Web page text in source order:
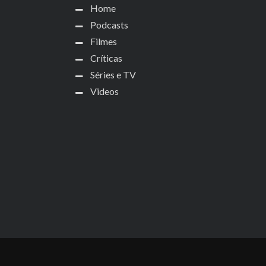
Home
Podcasts
Filmes
Críticas
Séries e TV
Videos